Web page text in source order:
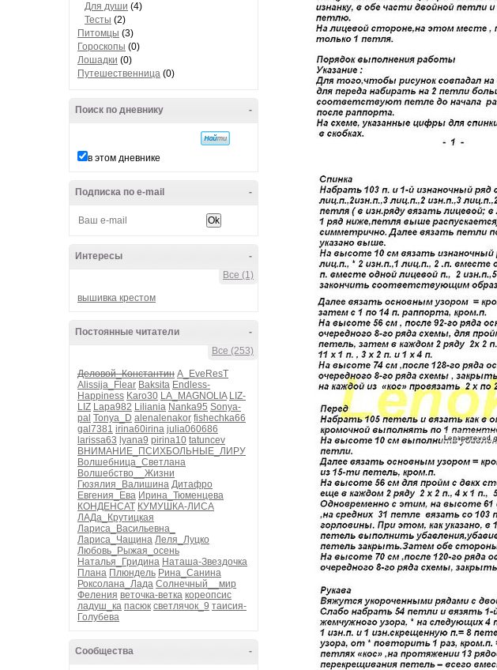
Для души (4)
Тесты (2)
Питомцы (3)
Гороскопы (0)
Лошадки (0)
Путешественница (0)
-
Поиск по дневнику
в этом дневнике
-
Подписка по e-mail
-
Интересы
Все (1)
вышивка крестом
-
Постоянные читатели
Все (253)
Деловой_Константин A_EveResT
Alissija_Flear Baksita Endless-
Happiness Karo30 LA_MAGNOLIA LIZ-
LIZ Lapa982 Liliania Nanka95 Sonya-
pal Tonya_D alenalenakor fishechka66
gal7381 irina60irina julia060686
larissa63 lyana9 pirina10 tatuncev
ВНИМАНИЕ_ПСИХБОЛЬНЫЕ_ЛИРУ
Волшебница_Светлана
Волшебство__Жизни
Гюзялия_Валишина Дитафро
Евгения_Ева Ирина_Тюменцева
КОНДЕНСАТ КУМУШКА-ЛИСА
ЛАДа_Крутицкая
Лариса_Васильевна_
Лариса_Чащина Леля_Луцко
Любовь_Рыжая_осень
Наталья_Гридина Наташа-Звездочка
Плана Плюндель Рина_Санина
Роксолана_Лада Солнечный__мир
Феления веточка-ветка кореопсис
ладуш_ка пасюк светлячок_9 таисия-
Голубева
-
Сообщества